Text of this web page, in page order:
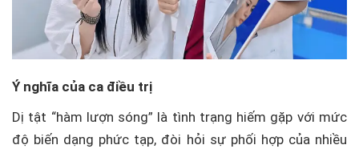
Ý nghĩa của ca điều trị
Dị tật “hàm lượn sóng” là tình trạng hiếm gặp với mức
độ biến dạng phức tạp, đòi hỏi sự phối hợp của nhiều